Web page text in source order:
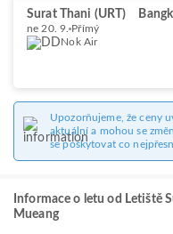
Surat Thani (URT)
ne 20. 9. Přímý
Nok Air
Upozorňujeme, že ceny
aktuální a mohou se
se poskytovat co
Informace o letu od Letiště
Mueang